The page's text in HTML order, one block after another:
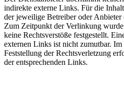
indirekte externe Links. Für die
der jeweilige Betreiber oder
Zum Zeitpunkt der Verlinkung
keine Rechtsverstöße festgestellt.
externen Links ist nicht zumutbar. Im
Feststellung der Rechtsverletzung
der entsprechenden Links.